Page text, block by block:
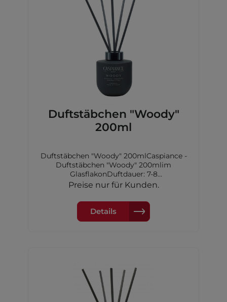
Duftstäbchen "Woody"
200ml
Duftstäbchen "Woody" 200mlCaspiance -
Duftstäbchen "Woody" 200mlim
GlasflakonDuftdauer: 7-8
WochenKopfnote: Bergamotte, Orange,
Maiglöckchen, Jasmin, Erdbeere,Tanne,
LavendelBasisnote: Moschus, Vanille,
Nelke, Kardamom,Zimt
Preise nur für Kunden.
Details